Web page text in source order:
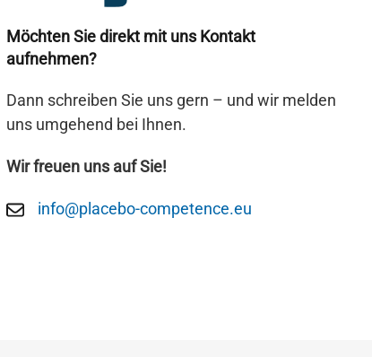
Möchten Sie direkt mit uns Kontakt
aufnehmen?
Dann schreiben Sie uns gern – und wir melden
uns umgehend bei Ihnen.
Wir freuen uns auf Sie!
info@placebo-competence.eu